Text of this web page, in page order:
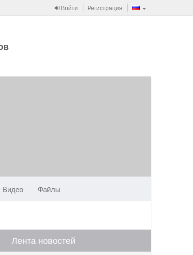
Войти Регистрация
Видео Файлы
Лента новостей